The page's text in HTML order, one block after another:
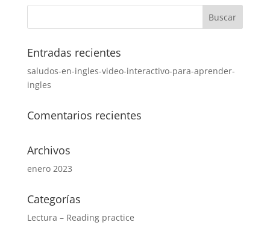
Entradas recientes
saludos-en-ingles-video-interactivo-para-aprender-
ingles
Comentarios recientes
Archivos
enero 2023
Categorías
Lectura – Reading practice